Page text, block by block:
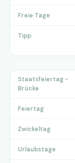
Freie Tage
Tipp
Staatsfeiertag -
Brücke
Feiertag
Zwickeltag
Urlaubstage